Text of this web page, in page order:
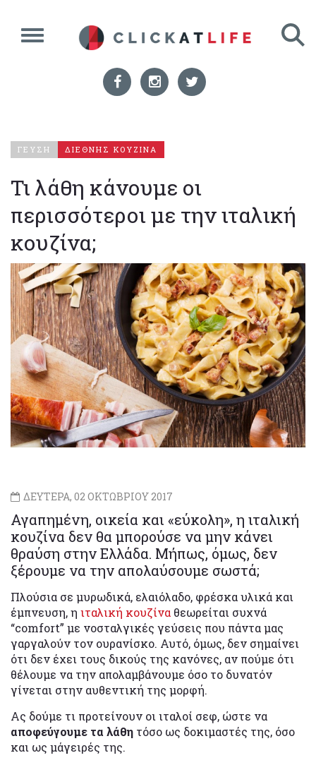
ΓΕΥΣΗ ΔΙΕΘΝΗΣ ΚΟΥΖΙΝΑ
Τι λάθη κάνουμε οι
περισσότεροι με την ιταλική
κουζίνα;
ΔΕΥΤΕΡΑ, 02 ΟΚΤΩΒΡΙΟΥ 2017
Αγαπημένη, οικεία και «εύκολη», η ιταλική
κουζίνα δεν θα μπορούσε να μην κάνει
θραύση στην Ελλάδα. Μήπως, όμως, δεν
ξέρουμε να την απολαύσουμε σωστά;
Πλούσια σε μυρωδικά, ελαιόλαδο, φρέσκα υλικά και
έμπνευση, η ιταλική κουζίνα θεωρείται συχνά
“comfort” με νοσταλγικές γεύσεις που πάντα μας
γαργαλούν τον ουρανίσκο. Αυτό, όμως, δεν σημαίνει
ότι δεν έχει τους δικούς της κανόνες, αν πούμε ότι
θέλουμε να την απολαμβάνουμε όσο το δυνατόν
γίνεται στην αυθεντική της μορφή.
Ας δούμε τι προτείνουν οι ιταλοί σεφ, ώστε να
αποφεύγουμε τα λάθη τόσο ως δοκιμαστές της, όσο
και ως μάγειρές της.